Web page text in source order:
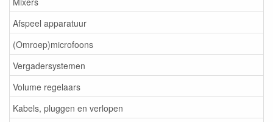
Afspeel apparatuur
(Omroep)microfoons
Vergadersystemen
Volume regelaars
Kabels, pluggen en verlopen